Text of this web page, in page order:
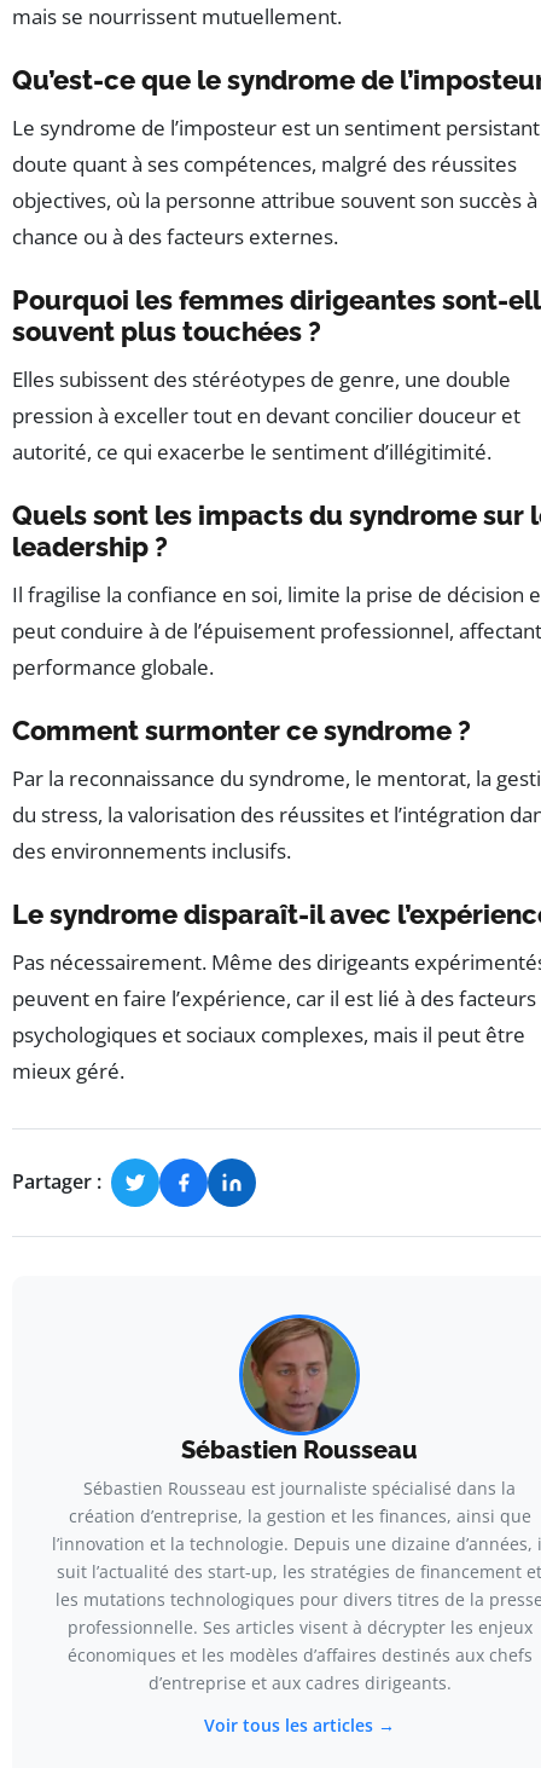
mais se nourrissent mutuellement.
Qu’est-ce que le syndrome de
Le syndrome de l’imposteur est un sentiment
doute quant à ses compétences, malgré des réussites
objectives, où la personne attribue souvent son succès à
chance ou à des facteurs externes.
Pourquoi les femmes dirigeantes sont-
souvent plus touchées ?
Elles subissent des stéréotypes de genre, une double
pression à exceller tout en devant concilier douceur et
autorité, ce qui exacerbe le sentiment d’illégitimité.
Quels sont les impacts du syndrome sur
leadership ?
Il fragilise la confiance en soi, limite la prise de décision
peut conduire à de l’épuisement professionnel,
performance globale.
Comment surmonter ce syndrome ?
Par la reconnaissance du syndrome, le mentorat, la
du stress, la valorisation des réussites et l’intégration
des environnements inclusifs.
Le syndrome disparaît-il avec
Pas nécessairement. Même des dirigeants
peuvent en faire l’expérience, car il est lié à des facteurs
psychologiques et sociaux complexes, mais il peut être
mieux géré.
Partager :
Sébastien Rousseau
Sébastien Rousseau est journaliste spécialisé dans la
création d’entreprise, la gestion et les finances, ainsi que
l’innovation et la technologie. Depuis une dizaine d’années,
suit l’actualité des start-up, les stratégies de financement et
les mutations technologiques pour divers titres de la
professionnelle. Ses articles visent à décrypter les enjeux
économiques et les modèles d’affaires destinés aux chefs
d’entreprise et aux cadres dirigeants.
Voir tous les articles →